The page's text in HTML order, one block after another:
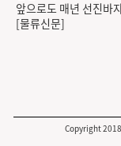
앞으로도 매년 선진바
[물류신문]
Copyright